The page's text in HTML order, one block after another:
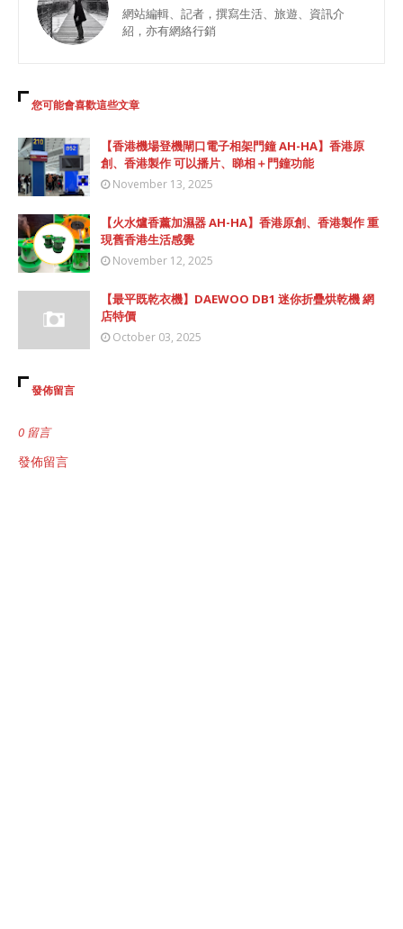
網站編輯、記者，撰寫生活、旅遊、資訊介
紹，亦有網絡行銷
您可能會喜歡這些文章
【香港機場登機閘口電子相架門鐘 AH-HA】香港原
創、香港製作 可以播片、睇相＋門鐘功能
November 13, 2025
【火水爐香薰加濕器 AH-HA】香港原創、香港製作 重
現舊香港生活感覺
November 12, 2025
【最平既乾衣機】DAEWOO DB1 迷你折疊烘乾機 網
店特價
October 03, 2025
發佈留言
0 留言
發佈留言